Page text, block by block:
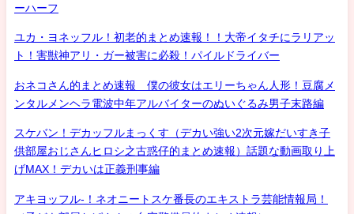
ーハーフ
ユカ・ヨネッフル！初老的まとめ速報！！大帝イタチにラリアッ
ト！害獣神アリ・ガー被害に必殺！パイルドライバー
おネコさん的まとめ速報 僕の彼女はエリーちゃん人形！豆腐メ
ンタルメンヘラ電波中年アルバイターのぬいぐるみ男子末路編
スケバン！デカッフルまっくす（デカい強い2次元嫁だいすき子
供部屋おじさんヒロシ之古惑仔的まとめ速報）話題な動画取り上
げMAX！デカいは正義刑事編
アキヨッフル-！ネオニートスケ番長のエキストラ芸能情報局！